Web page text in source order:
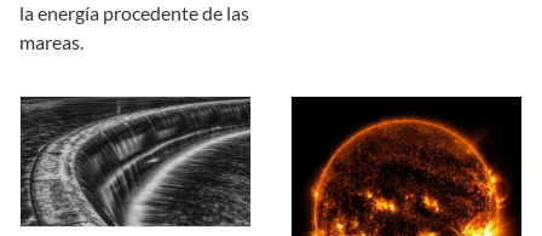
la energía procedente de las
mareas.